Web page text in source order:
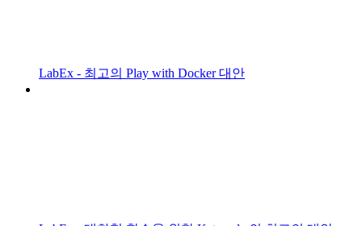
LabEx - 최고의 Play with Docker 대안